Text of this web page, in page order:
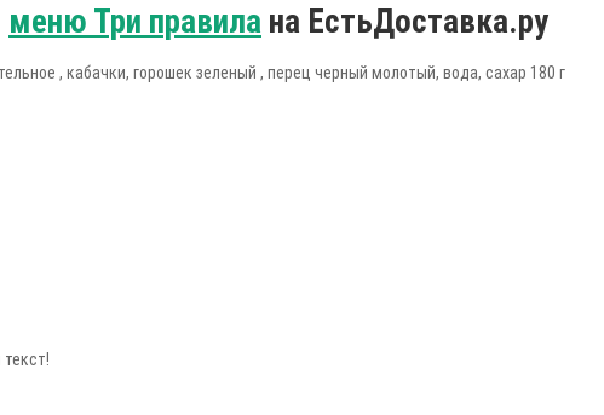
меню Три правила на ЕстьДоставка.ру
, кабачки, горошек зеленый , перец черный молотый, вода, сахар 180 г